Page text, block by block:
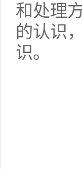
和处理
的认识
识。